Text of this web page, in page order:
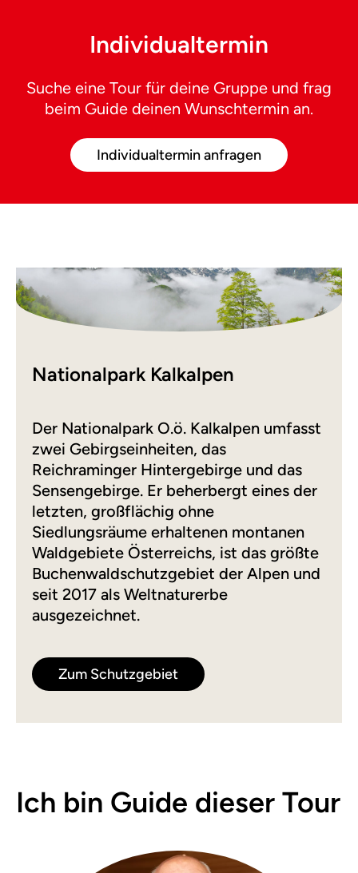
Individualtermin
Suche eine Tour für deine Gruppe und frag
beim Guide deinen Wunschtermin an.
Individualtermin anfragen
Nationalpark Kalkalpen
Der Nationalpark O.ö. Kalkalpen umfasst
zwei Gebirgseinheiten, das
Reichraminger Hintergebirge und das
Sensengebirge. Er beherbergt eines der
letzten, großflächig ohne
Siedlungsräume erhaltenen montanen
Waldgebiete Österreichs, ist das größte
Buchenwaldschutzgebiet der Alpen und
seit 2017 als Weltnaturerbe
ausgezeichnet.
Zum Schutzgebiet
Ich bin Guide dieser Tour